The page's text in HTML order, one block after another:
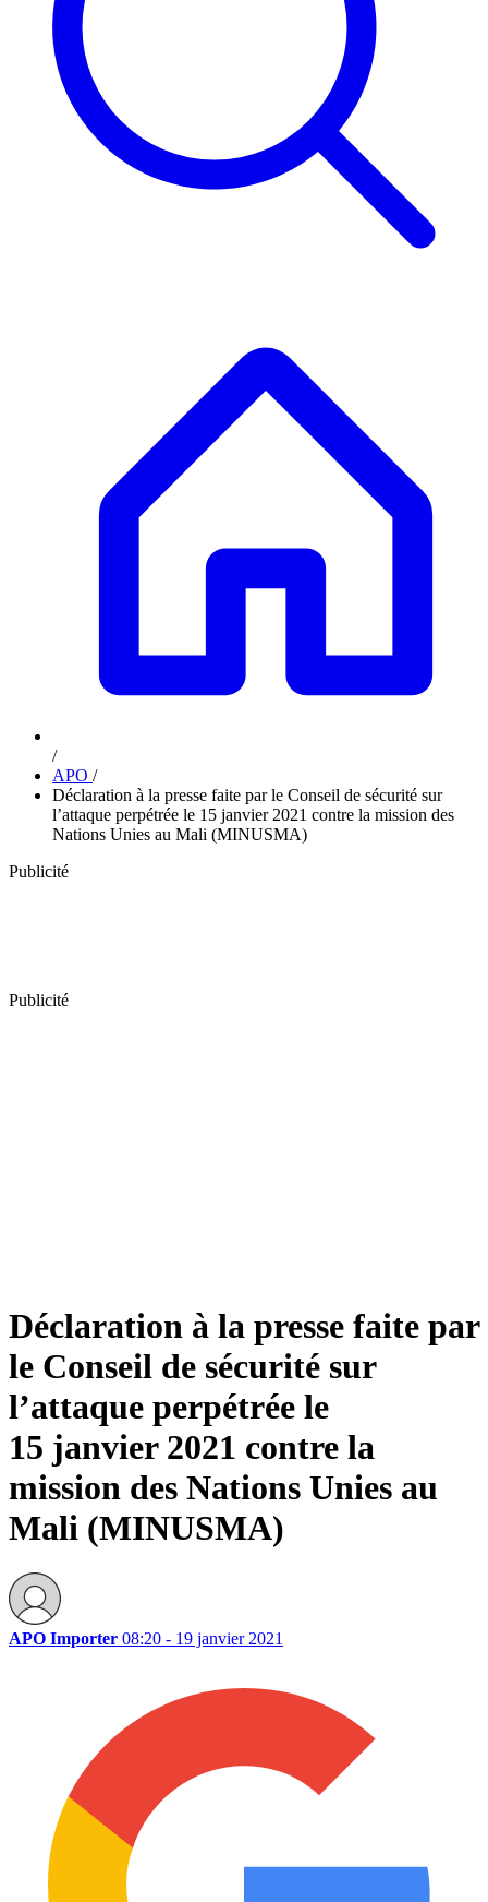
/
APO /
Déclaration à la presse faite par le Conseil de sécurité sur
l’attaque perpétrée le 15 janvier 2021 contre la mission des
Nations Unies au Mali (MINUSMA)
Publicité
Publicité
Déclaration à la presse faite par
le Conseil de sécurité sur
l’attaque perpétrée le
15 janvier 2021 contre la
mission des Nations Unies au
Mali (MINUSMA)
APO Importer 08:20 - 19 janvier 2021